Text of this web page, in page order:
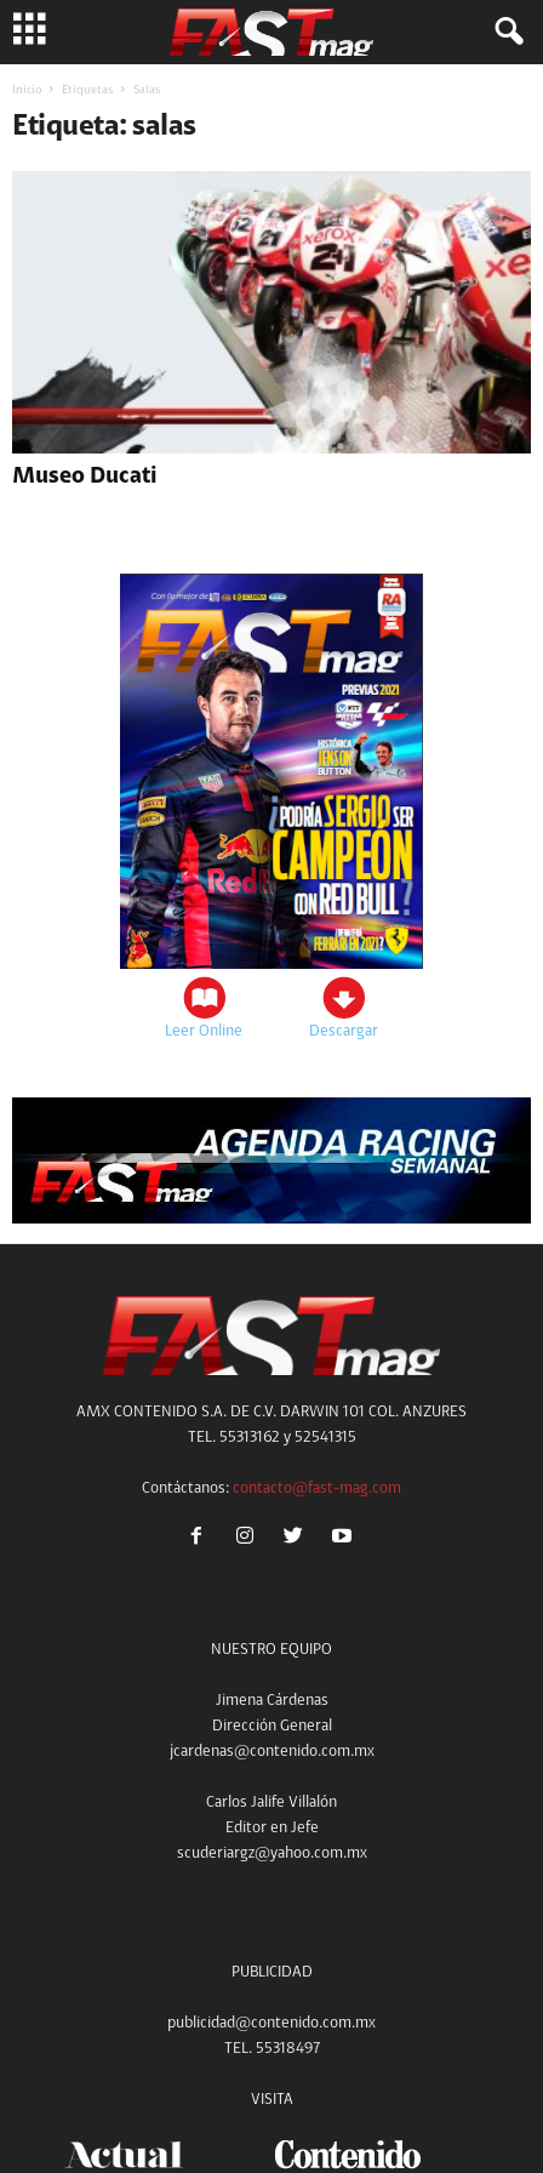
Inicio Etiquetas Salas
Etiqueta: salas
Museo Ducati
Leer Online Descargar
AMX CONTENIDO S.A. DE C.V. DARWIN 101 COL. ANZURES
TEL. 55313162 y 52541315
Contáctanos: contacto@fast-mag.com
NUESTRO EQUIPO
Jimena Cárdenas
Dirección General
jcardenas@contenido.com.mx
Carlos Jalife Villalón
Editor en Jefe
scuderiargz@yahoo.com.mx
PUBLICIDAD
publicidad@contenido.com.mx
TEL. 55318497
VISITA